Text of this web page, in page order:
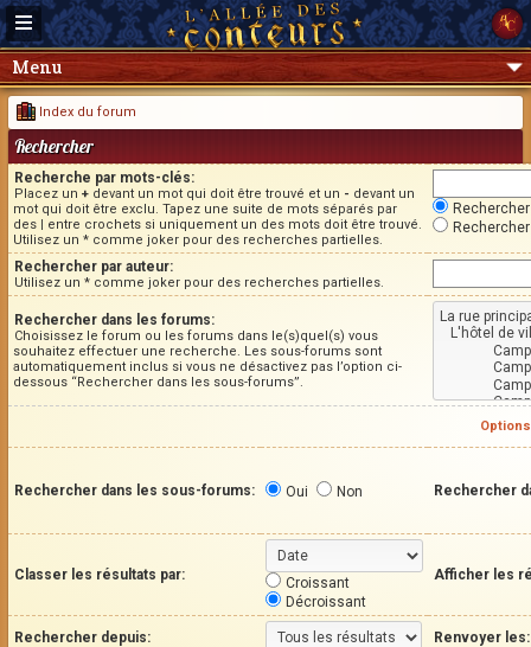
Menu
Index du forum
Rechercher
Recherche par mots-clés:
Placez un + devant un mot qui doit être trouvé et un - devant un
mot qui doit être exclu. Tapez une suite de mots séparés par
des | entre crochets si uniquement un des mots doit être trouvé.
Utilisez un * comme joker pour des recherches partielles.
Rechercher par auteur:
Utilisez un * comme joker pour des recherches partielles.
Rechercher dans les forums:
Choisissez le forum ou les forums dans le(s)quel(s) vous
souhaitez effectuer une recherche. Les sous-forums sont
automatiquement inclus si vous ne désactivez pas l’option ci-
dessous “Rechercher dans les sous-forums”.
Rechercher dans les sous-forums: Oui Non Rechercher
Classer les résultats par:
Croissant
Décroissant
Afficher les
Rechercher depuis: Renvoyer les: